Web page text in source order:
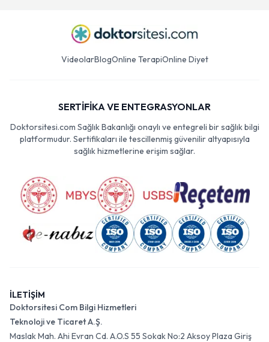
VideolarBlogOnline TerapiOnline Diyet
SERTİFİKA VE ENTEGRASYONLAR
Doktorsitesi.com Sağlık Bakanlığı onaylı ve entegreli bir sağlık bilgi
platformudur. Sertifikaları ile tescillenmiş güvenilir altyapısıyla
sağlık hizmetlerine erişim sağlar.
İLETİŞİM
Doktorsitesi Com Bilgi Hizmetleri
Teknoloji ve Ticaret A.Ş.
Maslak Mah. Ahi Evran Cd. A.O.S 55 Sokak No:2 Aksoy Plaza Giriş